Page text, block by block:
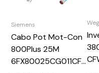
Siemens
Cabo Pot Mot-Con
800Plus 25M
6FX80025CG011CF0
Weg